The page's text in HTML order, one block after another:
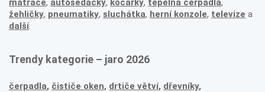
matrace, autosedačky, kočárky, tepelná čerpadla,
žehličky, pneumatiky, sluchátka, herní konzole, televize a
další.
Trendy kategorie – jaro 2026
čerpadla, čističe oken, drtiče větví, dřevníky,